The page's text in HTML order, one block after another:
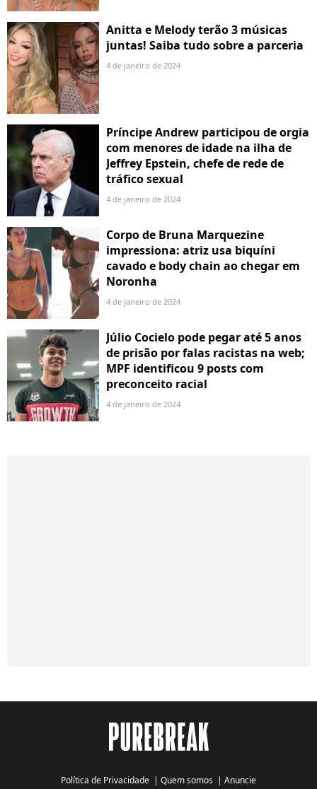
Anitta e Melody terão 3 músicas
juntas! Saiba tudo sobre a parceria
4 de janeiro de 2024
Príncipe Andrew participou de orgia
com menores de idade na ilha de
Jeffrey Epstein, chefe de rede de
tráfico sexual
4 de janeiro de 2024
Corpo de Bruna Marquezine
impressiona: atriz usa biquíni
cavado e body chain ao chegar em
Noronha
4 de janeiro de 2024
Júlio Cocielo pode pegar até 5 anos
de prisão por falas racistas na web;
MPF identificou 9 posts com
preconceito racial
4 de janeiro de 2024
Política de Privacidade | Quem somos | Anuncie